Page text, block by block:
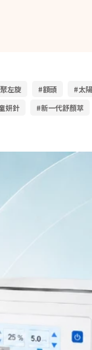
左旋 #額頭 #太
妍針 #新一代舒顏萃